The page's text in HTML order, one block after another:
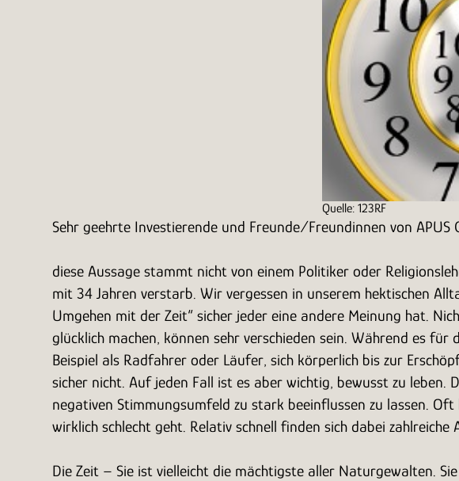
Quelle: 123RF
Sehr geehrte Investierende und Freunde/Freundinnen von APUS
diese Aussage stammt nicht von einem Politiker oder
mit 34 Jahren verstarb. Wir vergessen in unserem hektischen
Umgehen mit der Zeit“ sicher jeder eine andere Meinung hat.
glücklich machen, können sehr verschieden sein. Während es
Beispiel als Radfahrer oder Läufer, sich körperlich bis zur
sicher nicht. Auf jeden Fall ist es aber wichtig, bewusst zu
negativen Stimmungsumfeld zu stark beeinflussen zu lassen.
wirklich schlecht geht. Relativ schnell finden sich dabei
Die Zeit – Sie ist vielleicht die mächtigste aller Naturgewalten.